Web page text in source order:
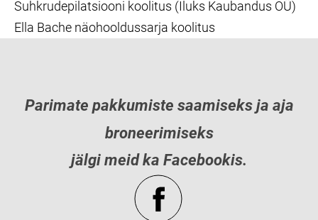
Suhkrudepilatsiooni koolitus (Iluks Kaubandus OÜ)
Ella Bache näohooldussarja koolitus
Parimate pakkumiste saamiseks ja aja
broneerimiseks
jälgi meid ka Facebookis.